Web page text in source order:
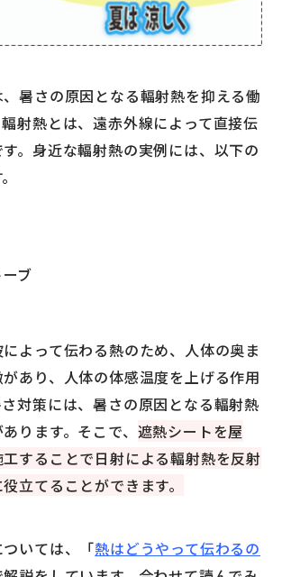
暑さの原因となる輻射熱を抑える働
射熱とは、遠赤外線によって直接伝
。身近な輻射熱の実例には、以下の
ブ
よって伝わる熱のため、人体の奥ま
あり、人体の体感温度を上げる作用
対策には、暑さの原因となる輻射熱
ります。そこで、 遮熱シートを屋
することで日射による輻射熱を反射
立てることができます。
いては、「熱はどうやって伝わるの